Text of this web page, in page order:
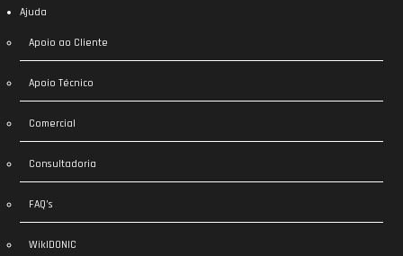
Ajuda
Apoio ao Cliente
Apoio Técnico
Comercial
Consultadoria
FAQ’s
WikIDONIC